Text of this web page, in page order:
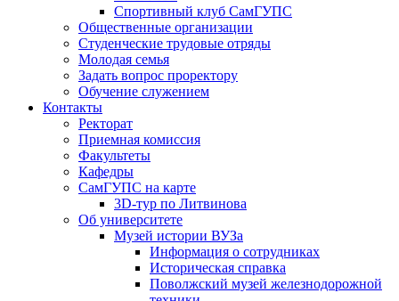
Спортивный клуб СамГУПС
Общественные организации
Студенческие трудовые отряды
Молодая семья
Задать вопрос проректору
Обучение служением
Контакты
Ректорат
Приемная комиссия
Факультеты
Кафедры
СамГУПС на карте
3D-тур по Литвинова
Об университете
Музей истории ВУЗа
Информация о сотрудниках
Историческая справка
Поволжский музей железнодорожной